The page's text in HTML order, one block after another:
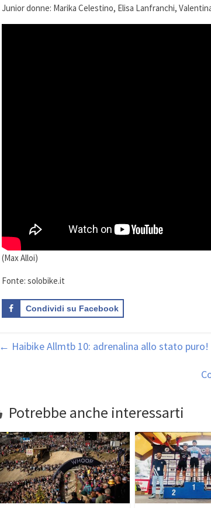
Junior donne: Marika Celestino, Elisa Lanfranchi,
(Max Alloi)
Fonte: solobike.it
Condividi su Facebook
← Haibike Allmtb 10: adrenalina allo stato puro!
Potrebbe anche interessarti